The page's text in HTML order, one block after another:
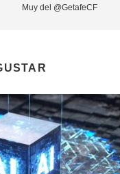
Muy del @GetafeCF